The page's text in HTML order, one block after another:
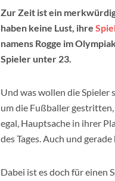
Zur Zeit ist ein
haben keine Lust, ihre
namens Rogge im
Spieler unter 23.
Und was wollen die Spieler
um die Fußballer
egal, Hauptsache in ihrer
des Tages. Auch und gerade
Dabei ist es doch für einen